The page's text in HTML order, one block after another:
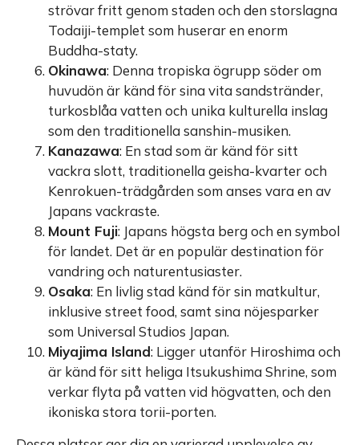
strövar fritt genom staden och den storslagna
Todaiji-templet som huserar en enorm
Buddha-staty.
Okinawa: Denna tropiska ögrupp söder om
huvudön är känd för sina vita sandstränder,
turkosblåa vatten och unika kulturella inslag
som den traditionella sanshin-musiken.
Kanazawa: En stad som är känd för sitt
vackra slott, traditionella geisha-kvarter och
Kenrokuen-trädgården som anses vara en av
Japans vackraste.
Mount Fuji: Japans högsta berg och en symbol
för landet. Det är en populär destination för
vandring och naturentusiaster.
Osaka: En livlig stad känd för sin matkultur,
inklusive street food, samt sina nöjesparker
som Universal Studios Japan.
Miyajima Island: Ligger utanför Hiroshima och
är känd för sitt heliga Itsukushima Shrine, som
verkar flyta på vatten vid högvatten, och den
ikoniska stora torii-porten.